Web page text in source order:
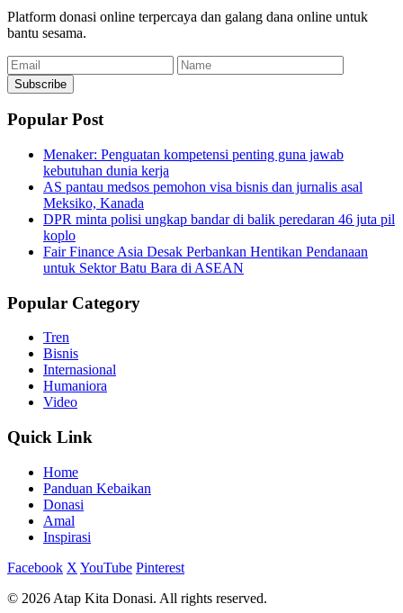
Platform donasi online terpercaya dan galang dana online untuk
bantu sesama.
Email
Name
Subscribe
Popular Post
Menaker: Penguatan kompetensi penting guna jawab
kebutuhan dunia kerja
AS pantau medsos pemohon visa bisnis dan jurnalis asal
Meksiko, Kanada
DPR minta polisi ungkap bandar di balik peredaran 46 juta pil
koplo
Fair Finance Asia Desak Perbankan Hentikan Pendanaan
untuk Sektor Batu Bara di ASEAN
Popular Category
Tren
Bisnis
Internasional
Humaniora
Video
Quick Link
Home
Panduan Kebaikan
Donasi
Amal
Inspirasi
Facebook X YouTube Pinterest
© 2026 Atap Kita Donasi. All rights reserved.